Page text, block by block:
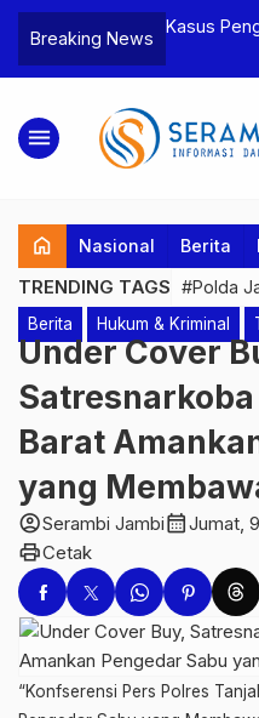
Breaking News
Bea Cukai
Pelaku beserta
dan 146 Gram
Kasus
Tebo
menu
home Nasional Berita
TRENDING TAGS #Polda
Berita Hukum & Kriminal
Under Cover
Barat
yang
account_circleSerambi Jambicalendar_monthJumat,
printCetak
“Konfserensi Pers Polres